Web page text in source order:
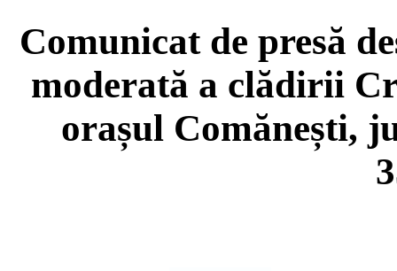
Comunicat de presă
moderată a clădirii
orașul Comănești,